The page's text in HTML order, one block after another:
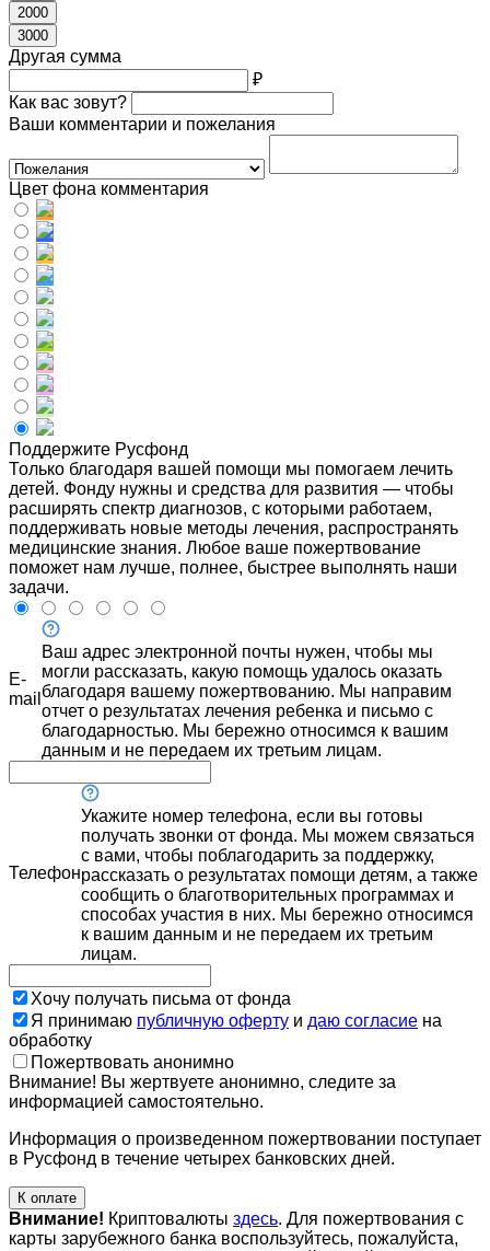
2000
3000
Другая сумма
₽
Как вас зовут?
Ваши комментарии и пожелания
Цвет фона комментария
Поддержите Русфонд
Только благодаря вашей помощи мы помогаем лечить
детей. Фонду нужны и средства для развития — чтобы
расширять спектр диагнозов, с которыми работаем,
поддерживать новые методы лечения, распространять
медицинские знания. Любое ваше пожертвование
поможет нам лучше, полнее, быстрее выполнять наши
задачи.
E-
mail
Ваш адрес электронной почты нужен, чтобы мы
могли рассказать, какую помощь удалось оказать
благодаря вашему пожертвованию. Мы направим
отчет о результатах лечения ребенка и письмо с
благодарностью. Мы бережно относимся к вашим
данным и не передаем их третьим лицам.
Телефон
Укажите номер телефона, если вы готовы
получать звонки от фонда. Мы можем связаться
с вами, чтобы поблагодарить за поддержку,
рассказать о результатах помощи детям, а также
сообщить о благотворительных программах и
способах участия в них. Мы бережно относимся
к вашим данным и не передаем их третьим
лицам.
Хочу получать письма от фонда
Я принимаю публичную оферту и даю согласие на
обработку
Пожертвовать анонимно
Внимание! Вы жертвуете анонимно, следите за
информацией самостоятельно.
Информация о произведенном пожертвовании поступает
в Русфонд в течение четырех банковских дней.
К оплате
Внимание! Криптовалюты здесь. Для пожертвования с
карты зарубежного банка воспользуйтесь, пожалуйста,